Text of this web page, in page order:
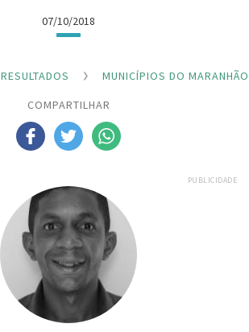
07/10/2018
RESULTADOS
MUNICÍPIOS DO MARANHÃO
COMPARTILHAR
PUBLICIDADE